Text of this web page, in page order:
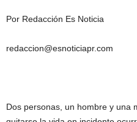
Por Redacción Es Noticia
redaccion@esnoticiapr.com
Dos personas, un hombre y una